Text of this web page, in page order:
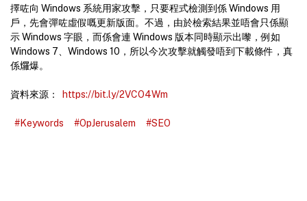
擇咗向 Windows 系統用家攻擊，只要程式檢測到係 Windows 用
戶，先會彈咗虛假嘅更新版面。不過，由於檢索結果並唔會只係顯
示 Windows 字眼，而係會連 Windows 版本同時顯示出嚟，例如
Windows 7、Windows 10，所以今次攻擊就觸發唔到下載條件，真
係𤓓爆。
資料來源： https://bit.ly/2VCO4Wm
#Keywords #OpJerusalem #SEO